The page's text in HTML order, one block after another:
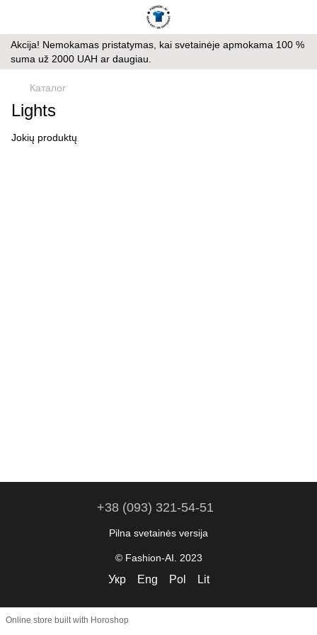
Akcija! Nemokamas pristatymas, kai svetainėje apmokama 100 %
suma už 2000 UAH ar daugiau.
Каталог
Lights
Jokių produktų
+38 (093) 321-54-51
Pilna svetainės versija
© Fashion-AI. 2023
Укр Eng Pol Lit
Online store built with Horoshop